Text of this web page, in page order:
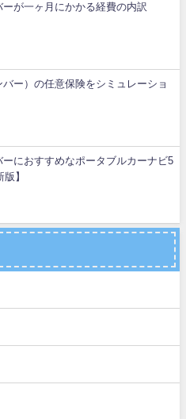
が一ヶ月にかかる経費の内訳
ー）の任意保険をシミュレーショ
ーにおすすめなポータブルカーナビ5
】